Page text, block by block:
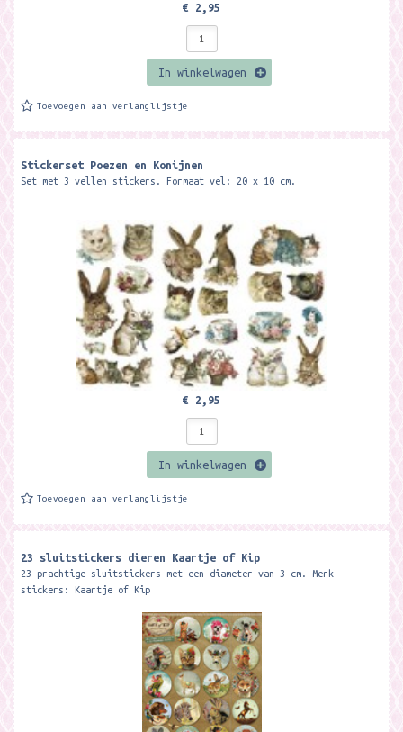
€ 2,95
In winkelwagen
Toevoegen aan verlanglijstje
Stickerset Poezen en Konijnen
Set met 3 vellen stickers. Formaat vel: 20 x 10 cm.
€ 2,95
In winkelwagen
Toevoegen aan verlanglijstje
23 sluitstickers dieren Kaartje of Kip
23 prachtige sluitstickers met een diameter van 3 cm. Merk
stickers: Kaartje of Kip